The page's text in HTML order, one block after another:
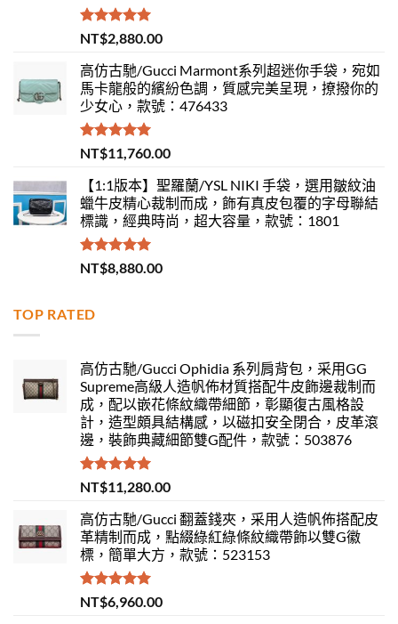
評分 5.00
滿分 5
NT$2,880.00
高仿古馳/Gucci Marmont系列超迷你手袋，宛如
馬卡龍般的繽紛色調，質感完美呈現，撩撥你的
少女心，款號：476433
評分5.00
滿分 5
NT$11,760.00
【1:1版本】聖羅蘭/YSL NIKI 手袋，選用皺紋油
蠟牛皮精心裁制而成，飾有真皮包覆的字母聯結
標識，經典時尚，超大容量，款號：1801
評分 5.00
滿分 5
NT$8,880.00
TOP RATED
高仿古馳/Gucci Ophidia 系列肩背包，采用GG
Supreme高級人造帆佈材質搭配牛皮飾邊裁制而
成，配以嵌花條紋織帶細節，彰顯復古風格設
計，造型頗具結構感，以磁扣安全閉合，皮革滾
邊，裝飾典藏細節雙G配件，款號：503876
評分5.00
滿分 5
NT$11,280.00
高仿古馳/Gucci 翻蓋錢夾，采用人造帆佈搭配皮
革精制而成，點綴綠紅綠條紋織帶飾以雙G徽
標，簡單大方，款號：523153
評分 5.00
滿分 5
NT$6,960.00